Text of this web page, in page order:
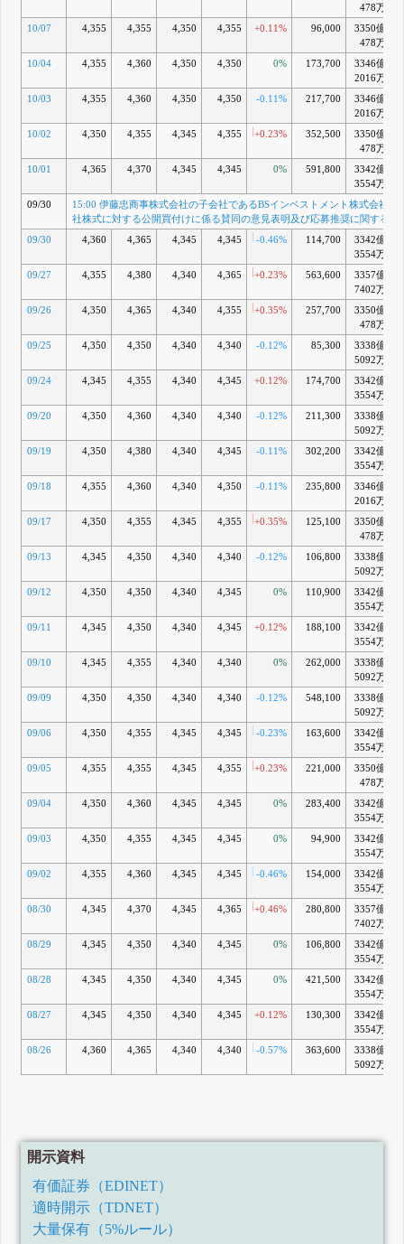
478万
10/07 4,355 4,355 4,350 4,355 +0.11% 96,000
3350億
478万
10/04 4,355 4,360 4,350 4,350 0% 173,700
3346億
2016万
10/03 4,355 4,360 4,350 4,350 -0.11% 217,700
3346億
2016万
10/02 4,350 4,355 4,345 4,355 +0.23% 352,500
3350億
478万
10/01 4,365 4,370 4,345 4,345 0% 591,800
3342億
3554万
09/30
15:00 伊藤忠商事株式会社の子会社であるBSインベストメント株式会社に
社株式に対する公開買付けに係る賛同の意見表明及び応募推奨に関するお
09/30
4,360 4,365 4,345 4,345 -0.46% 114,700
3342億
3554万
09/27 4,355 4,380 4,340 4,365 +0.23% 563,600
3357億
7402万
09/26 4,350 4,365 4,340 4,355 +0.35% 257,700
3350億
478万
09/25 4,350 4,350 4,340 4,340 -0.12% 85,300
3338億
5092万
09/24 4,345 4,355 4,340 4,345 +0.12% 174,700
3342億
3554万
09/20 4,350 4,360 4,340 4,340 -0.12% 211,300
3338億
5092万
09/19 4,350 4,380 4,340 4,345 -0.11% 302,200
3342億
3554万
09/18 4,355 4,360 4,340 4,350 -0.11% 235,800
3346億
2016万
09/17 4,350 4,355 4,345 4,355 +0.35% 125,100
3350億
478万
09/13 4,345 4,350 4,340 4,340 -0.12% 106,800
3338億
5092万
09/12 4,350 4,350 4,340 4,345 0% 110,900
3342億
3554万
09/11 4,345 4,350 4,340 4,345 +0.12% 188,100
3342億
3554万
09/10 4,345 4,355 4,340 4,340 0% 262,000
3338億
5092万
09/09 4,350 4,350 4,340 4,340 -0.12% 548,100
3338億
5092万
09/06 4,350 4,355 4,345 4,345 -0.23% 163,600
3342億
3554万
09/05 4,355 4,355 4,345 4,355 +0.23% 221,000
3350億
478万
09/04 4,350 4,360 4,345 4,345 0% 283,400
3342億
3554万
09/03 4,350 4,355 4,345 4,345 0% 94,900
3342億
3554万
09/02 4,355 4,360 4,345 4,345 -0.46% 154,000
3342億
3554万
08/30 4,345 4,370 4,345 4,365 +0.46% 280,800
3357億
7402万
08/29 4,345 4,350 4,340 4,345 0% 106,800
3342億
3554万
08/28 4,345 4,350 4,340 4,345 0% 421,500
3342億
3554万
08/27 4,345 4,350 4,340 4,345 +0.12% 130,300
3342億
3554万
08/26 4,360 4,365 4,340 4,340 -0.57% 363,600
3338億
5092万
開示資料
有価証券（EDINET）
適時開示（TDNET）
大量保有（5%ルール）